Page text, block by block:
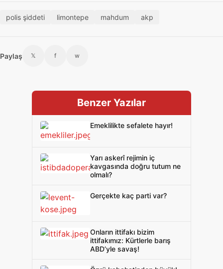
polis şiddeti limontepe mahdum akp
Paylaş 𝕏 f w
Benzer Yazılar
Emeklilikte sefalete hayır!
Yarı askerî rejimin iç
kavgasında doğru tutum ne
olmalı?
Gerçekte kaç parti var?
Onların ittifakı bizim
ittifakımız: Kürtlerle barış
ABD’yle savaş!